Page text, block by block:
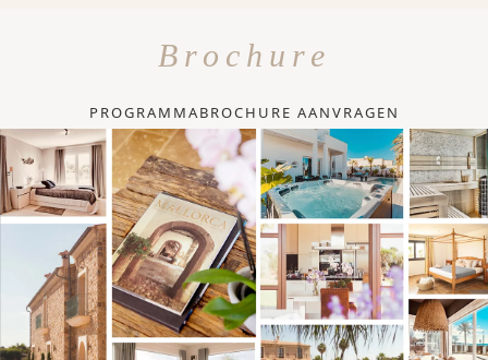
Brochure
PROGRAMMABROCHURE AANVRAGEN